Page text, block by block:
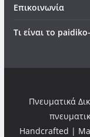
Επικοινωνία
Τι είναι το
Πνευματικά
Handcrafted |